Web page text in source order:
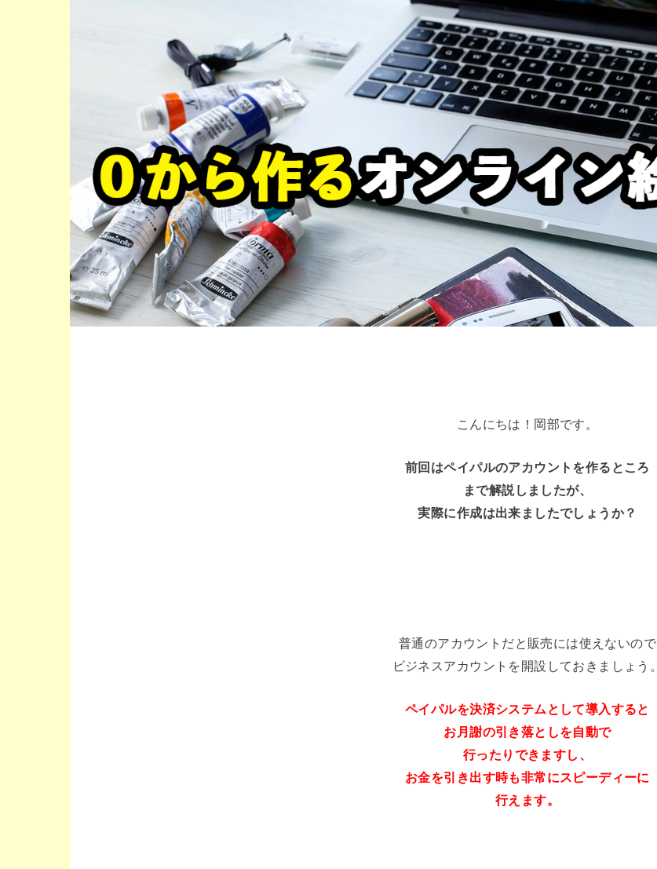
こんにちは！岡部です。
前回はペイパルのアカウントを作るところ
まで解説しましたが、
実際に作成は出来ましたでしょうか？
普通のアカウントだと販売には使えないので
ビジネスアカウントを開設しておきましょう。
ペイパルを決済システムとして導入すると
お月謝の引き落としを自動で
行ったりできますし、
お金を引き出す時も非常にスピーディーに
行えます。